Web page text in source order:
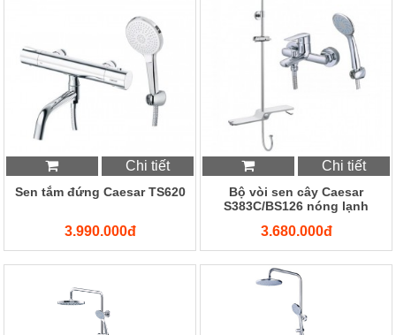
Chi tiết
Sen tắm đứng Caesar TS620
3.990.000đ
Chi tiết
Bộ vòi sen cây Caesar
S383C/BS126 nóng lạnh
3.680.000đ